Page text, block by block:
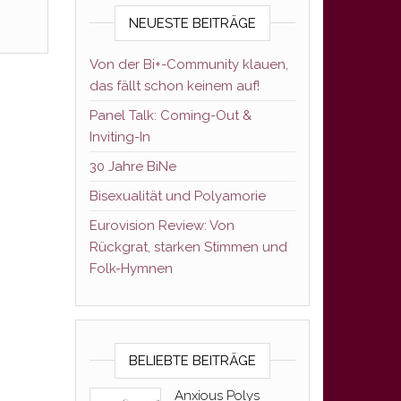
NEUESTE BEITRÄGE
Von der Bi+-Community klauen,
das fällt schon keinem auf!
Panel Talk: Coming-Out &
Inviting-In
30 Jahre BiNe
Bisexualität und Polyamorie
Eurovision Review: Von
Rückgrat, starken Stimmen und
Folk-Hymnen
BELIEBTE BEITRÄGE
Anxious Polys